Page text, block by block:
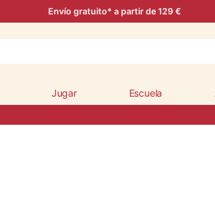
Envío gratuito* a partir de 129 €
Jugar Escuela